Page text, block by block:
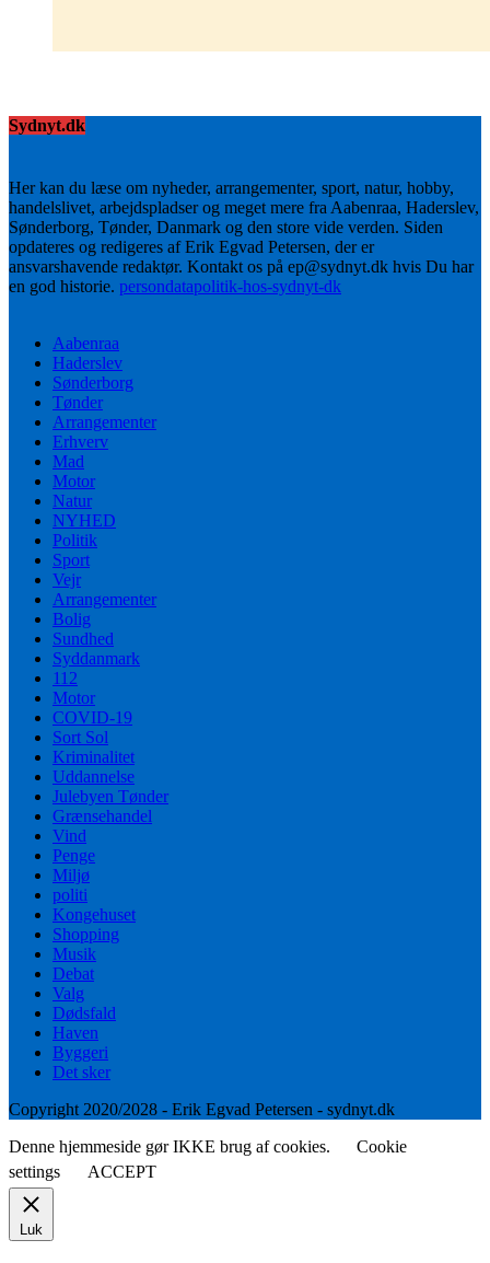
Sydnyt.dk
Her kan du læse om nyheder, arrangementer, sport, natur, hobby,
handelslivet, arbejdspladser og meget mere fra Aabenraa, Haderslev,
Sønderborg, Tønder, Danmark og den store vide verden. Siden
opdateres og redigeres af Erik Egvad Petersen, der er
ansvarshavende redaktør. Kontakt os på ep@sydnyt.dk hvis Du har
en god historie. persondatapolitik-hos-sydnyt-dk
Aabenraa
Haderslev
Sønderborg
Tønder
Arrangementer
Erhverv
Mad
Motor
Natur
NYHED
Politik
Sport
Vejr
Arrangementer
Bolig
Sundhed
Syddanmark
112
Motor
COVID-19
Sort Sol
Kriminalitet
Uddannelse
Julebyen Tønder
Grænsehandel
Vind
Penge
Miljø
politi
Kongehuset
Shopping
Musik
Debat
Valg
Dødsfald
Haven
Byggeri
Det sker
Copyright 2020/2028 - Erik Egvad Petersen - sydnyt.dk
Denne hjemmeside gør IKKE brug af cookies.
Cookie
settings
ACCEPT
Luk